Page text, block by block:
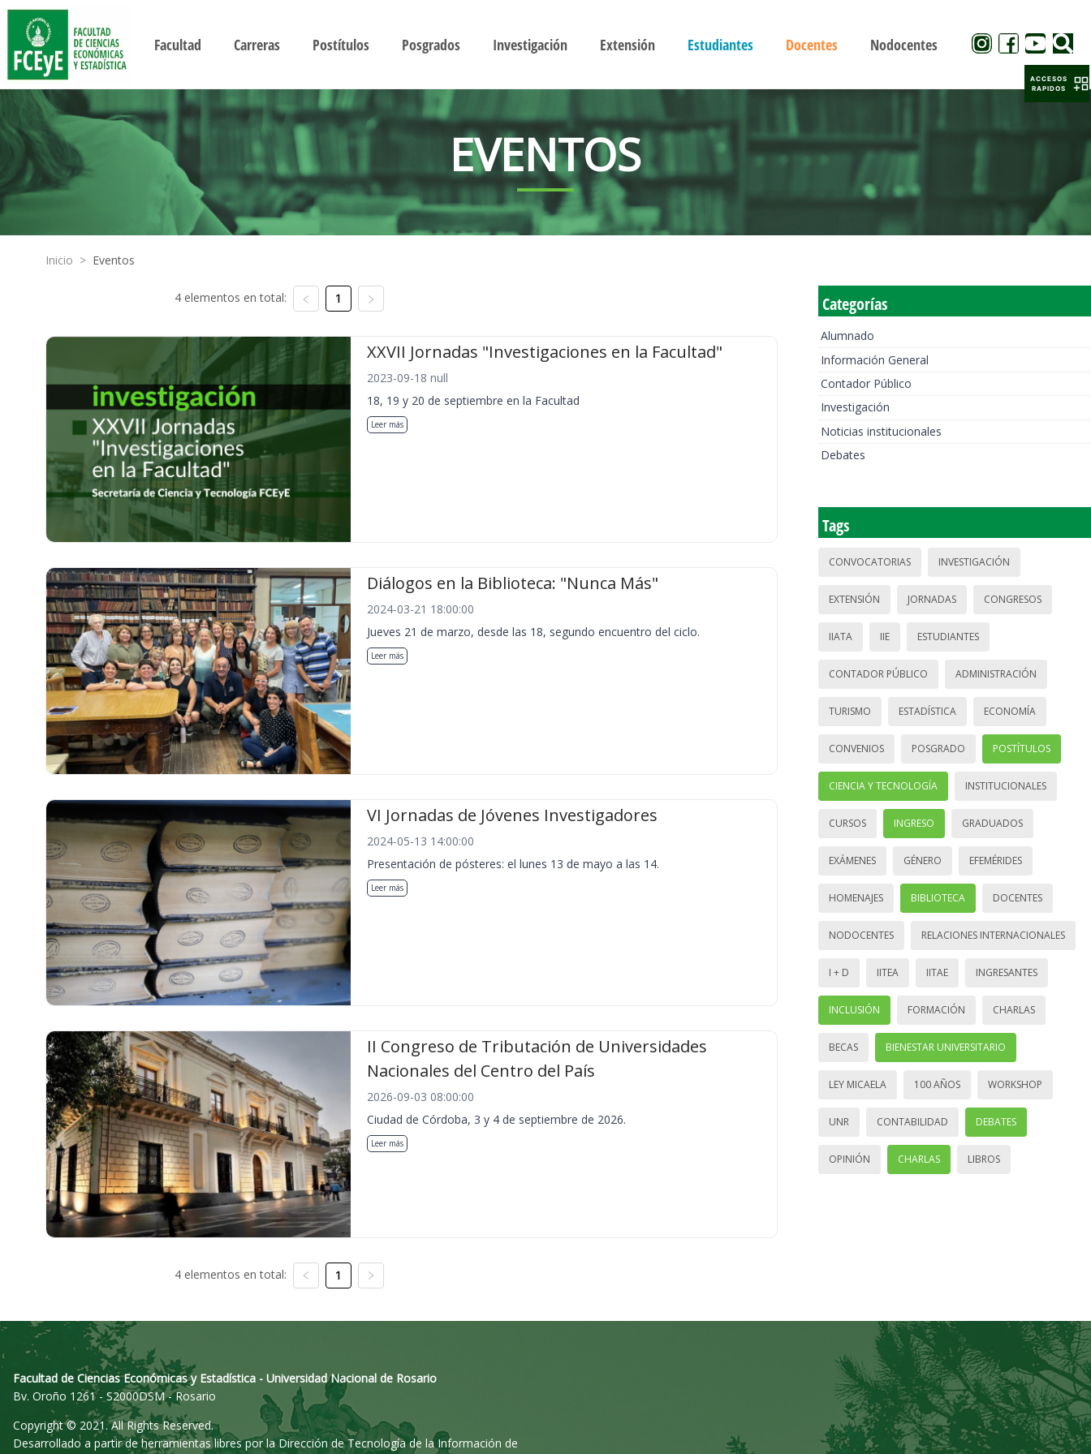
Facultad Carreras Postítulos Posgrados Investigación Extensión Estudiantes Docentes Nodocentes
EVENTOS
Inicio > Eventos
4 elementos en total: 1
XXVII Jornadas "Investigaciones en la Facultad"
2023-09-18 null
18, 19 y 20 de septiembre en la Facultad
Leer más
Diálogos en la Biblioteca: "Nunca Más"
2024-03-21 18:00:00
Jueves 21 de marzo, desde las 18, segundo encuentro del ciclo.
Leer más
VI Jornadas de Jóvenes Investigadores
2024-05-13 14:00:00
Presentación de pósteres: el lunes 13 de mayo a las 14.
Leer más
II Congreso de Tributación de Universidades
Nacionales del Centro del País
2026-09-03 08:00:00
Ciudad de Córdoba, 3 y 4 de septiembre de 2026.
Leer más
4 elementos en total: 1
Categorías
Alumnado
Información General
Contador Público
Investigación
Noticias institucionales
Debates
Tags
CONVOCATORIAS INVESTIGACIÓN
EXTENSIÓN JORNADAS CONGRESOS
IIATA IIE ESTUDIANTES
CONTADOR PÚBLICO ADMINISTRACIÓN
TURISMO ESTADÍSTICA ECONOMÍA
CONVENIOS POSGRADO POSTÍTULOS
CIENCIA Y TECNOLOGÍA INSTITUCIONALES
CURSOS INGRESO GRADUADOS
EXÁMENES GÉNERO EFEMÉRIDES
HOMENAJES BIBLIOTECA DOCENTES
NODOCENTES RELACIONES INTERNACIONALES
I + D IITEA IITAE INGRESANTES
INCLUSIÓN FORMACIÓN CHARLAS
BECAS BIENESTAR UNIVERSITARIO
LEY MICAELA 100 AÑOS WORKSHOP
UNR CONTABILIDAD DEBATES
OPINIÓN CHARLAS LIBROS
Facultad de Ciencias Económicas y Estadística - Universidad Nacional de Rosario
Bv. Oroño 1261 - S2000DSM - Rosario
Copyright © 2021. All Rights Reserved.
Desarrollado a partir de herramientas libres por la Dirección de Tecnología de la Información de
ACCESOS
RAPIDOS